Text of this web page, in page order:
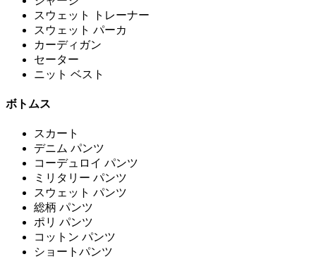
スウェット トレーナー
スウェット パーカ
カーディガン
セーター
ニット ベスト
ボトムス
スカート
デニム パンツ
コーデュロイ パンツ
ミリタリー パンツ
スウェット パンツ
総柄 パンツ
ポリ パンツ
コットン パンツ
ショートパンツ